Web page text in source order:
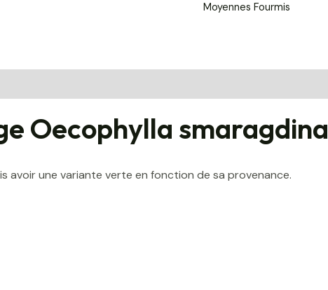
Moyennes Fourmis
Oecophylla smaragdina
avoir une variante verte en fonction de sa provenance.